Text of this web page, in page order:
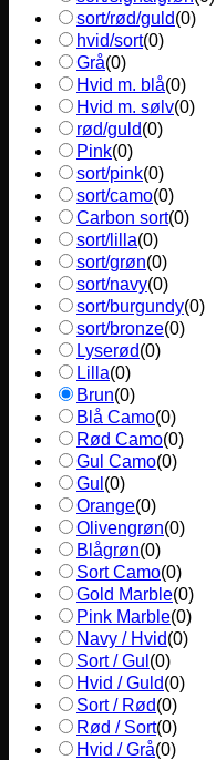
sort/rød/guld(0)
hvid/sort(0)
Grå(0)
Hvid m. blå(0)
Hvid m. sølv(0)
rød/guld(0)
Pink(0)
sort/pink(0)
sort/camo(0)
Carbon sort(0)
sort/lilla(0)
sort/grøn(0)
sort/navy(0)
sort/burgundy(0)
sort/bronze(0)
Lyserød(0)
Lilla(0)
Brun(0)
Blå Camo(0)
Rød Camo(0)
Gul Camo(0)
Gul (0)
Orange(0)
Olivengrøn(0)
Blågrøn(0)
Sort Camo(0)
Gold Marble(0)
Pink Marble(0)
Navy / Hvid(0)
Sort / Gul (0)
Hvid / Guld(0)
Sort / Rød(0)
Rød / Sort(0)
Hvid / Grå(0)